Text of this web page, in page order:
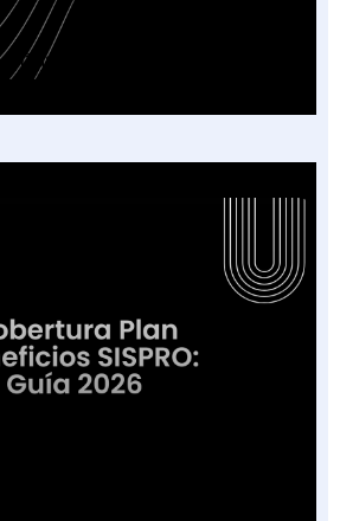
Citas en tu IPS: Guía 2026
SISPRO: Guía 2026